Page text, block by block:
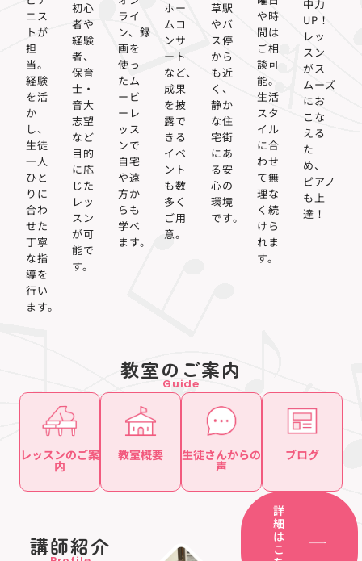
ニス
トが
担
当。
経験
を活
か
し、
生徒
一人
ひと
りに
合わ
せた
丁寧
な指
導を
行い
ます。
初心
者や
経験
者、
保育
士・
音大
志望
など
目的
に応
じた
レッ
スン
が可
能で
す。
ライ
ン、録
画を
使っ
たム
ービ
ーレ
ッス
ンで
自宅
や遠
方か
らも
学べ
ます。
ホー
ムコ
ンサ
ート
など、
成果
を披
露で
きる
イベ
ント
も数
多く
ご用
意。
草駅
やバ
ス停
から
も近
く、
静か
な住
宅街
にあ
る安
心の
環境
です。
や時
間は
ご相
談可
能。
生活
スタ
イル
に合
わせ
て無
理な
く続
けら
れま
す。
中力
UP！
レッ
スン
がス
ムーズ
にお
こな
える
た
め、
ピアノ
も上
達！
教室のご案内
Guide
レッスンのご案
内
教室概要 生徒さんからの
声
ブログ
講師紹介
詳
細
は
こ